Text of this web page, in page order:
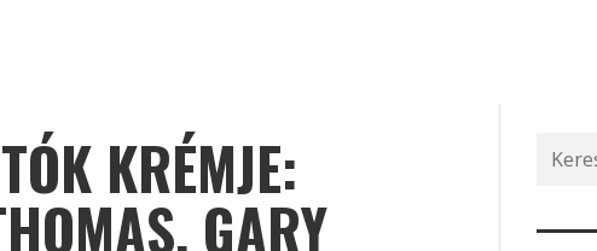
KRÉMJE:
GARY
Search
for: